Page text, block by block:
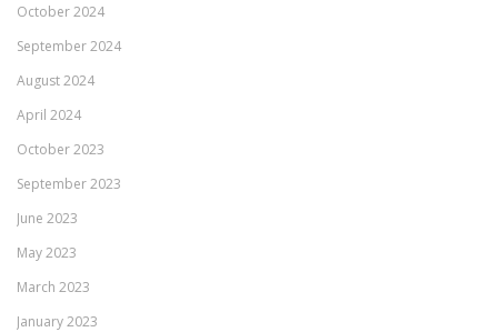
October 2024
September 2024
August 2024
April 2024
October 2023
September 2023
June 2023
May 2023
March 2023
January 2023